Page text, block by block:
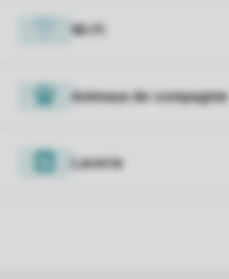
Wi-Fi
Animaux de compagnie
Laverie